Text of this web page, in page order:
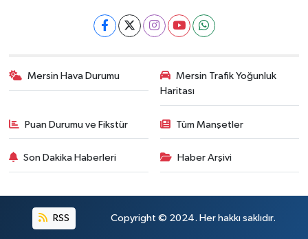
Mersin Hava Durumu
Mersin Trafik Yoğunluk
Haritası
Puan Durumu ve Fikstür Tüm Manşetler
Son Dakika Haberleri Haber Arşivi
RSS Copyright © 2024. Her hakkı saklıdır.